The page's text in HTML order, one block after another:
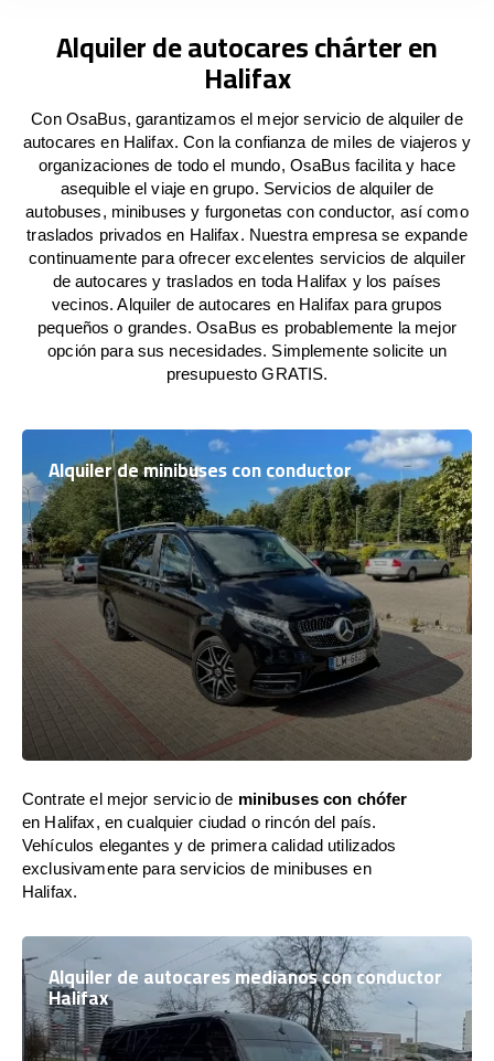
Alquiler de autocares chárter en
Halifax
Con OsaBus, garantizamos el mejor servicio de alquiler de
autocares en Halifax. Con la confianza de miles de viajeros y
organizaciones de todo el mundo, OsaBus facilita y hace
asequible el viaje en grupo. Servicios de alquiler de
autobuses, minibuses y furgonetas con conductor, así como
traslados privados en Halifax. Nuestra empresa se expande
continuamente para ofrecer excelentes servicios de alquiler
de autocares y traslados en toda Halifax y los países
vecinos. Alquiler de autocares en Halifax para grupos
pequeños o grandes. OsaBus es probablemente la mejor
opción para sus necesidades. Simplemente solicite un
presupuesto GRATIS.
Alquiler de minibuses con conductor
Contrate el mejor servicio de minibuses con chófer
en Halifax, en cualquier ciudad o rincón del país.
Vehículos elegantes y de primera calidad utilizados
exclusivamente para servicios de minibuses en
Halifax.
Alquiler de autocares medianos con conductor
Halifax